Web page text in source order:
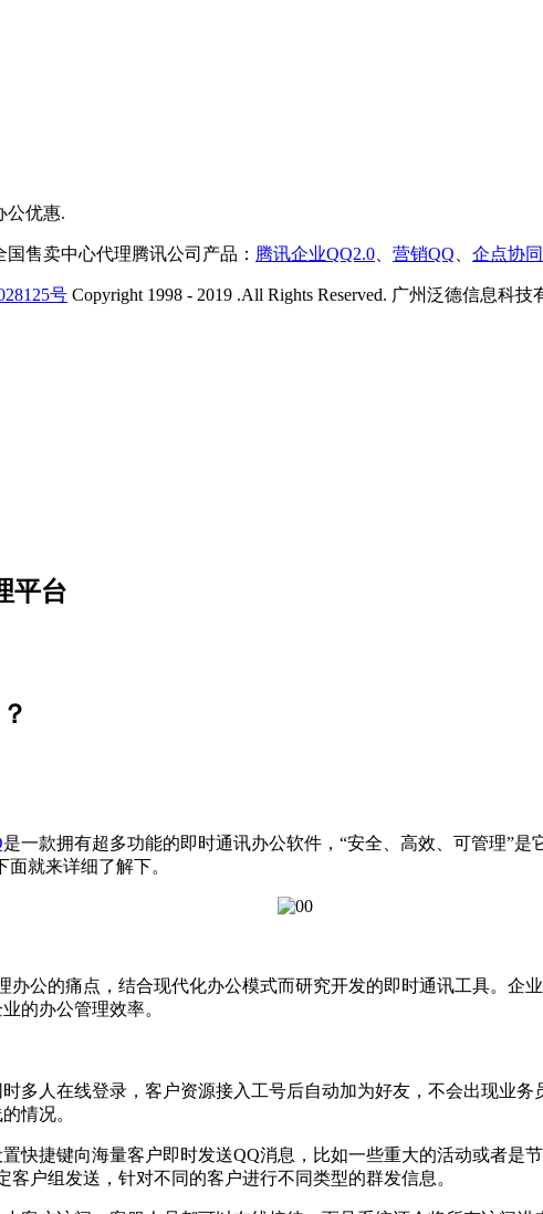
国售卖中心代理腾讯公司产品： 腾讯企业QQ2.0 营销QQ 企点协
号 Copyright 1998 - 2019 .All Rights Reserved. 广州泛德信息科
平台
是一款拥有超多功能的即时通讯办公软件，“安全、高效、可管理”
就来详细了解下。
的痛点，结合现代化办公模式而研究开发的即时通讯工具。企
的办公管理效率。
人在线登录，客户资源接入工号后自动加为好友，不会出现业务
情况。
捷键向海量客户即时发送QQ消息，比如一些重大的活动或者是
户组发送，针对不同的客户进行不同类型的群发信息。